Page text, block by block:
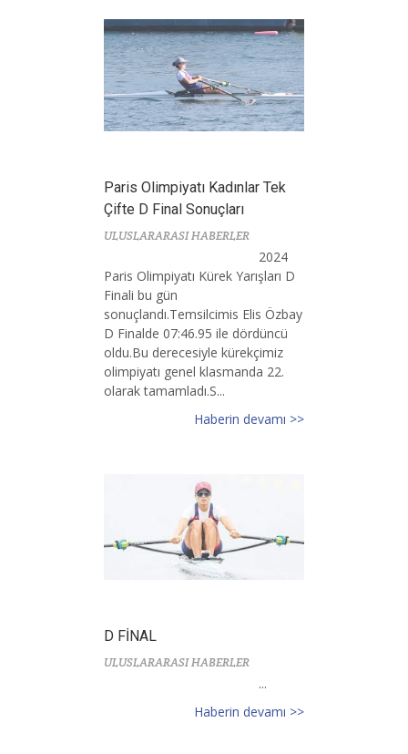
Paris Olimpiyatı Kadınlar Tek
Çifte D Final Sonuçları
ULUSLARARASI HABERLER
2024
Paris Olimpiyatı Kürek Yarışları D
Finali bu gün
sonuçlandı.Temsilcimis Elis Özbay
D Finalde 07:46.95 ile dördüncü
oldu.Bu derecesiyle kürekçimiz
olimpiyatı genel klasmanda 22.
olarak tamamladı.S...
Haberin devamı >>
D FİNAL
ULUSLARARASI HABERLER
...
Haberin devamı >>